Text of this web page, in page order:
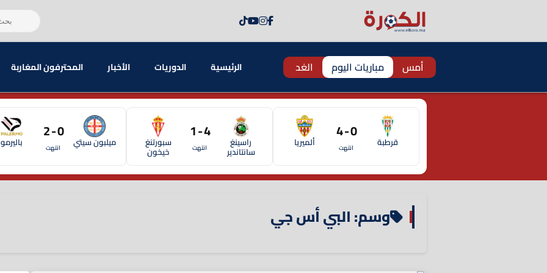
أمس مباريات اليوم الغد الرئيسية الدوريات الأخبار المحترفون المغاربة
قرطبة 0 - 4
انتهت ألميريا راسينغ
سانتاندير
4 - 1
انتهت سبورتنغ
خيخون
ميلبون سيتي 0 - 2
انتهت باليرمو
وسم: البي أس جي